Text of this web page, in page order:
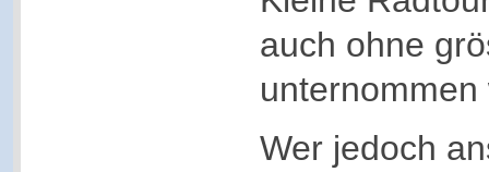
auch ohne
unternommen
Wer jedoch